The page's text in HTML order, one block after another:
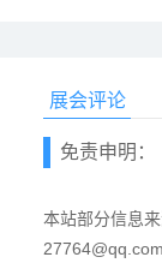
展会评论
免责申明：
本站部分信息
27764@qq.com